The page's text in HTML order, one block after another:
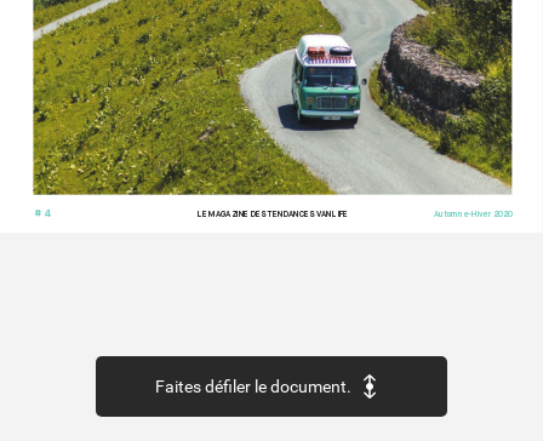
LE MAGAZINE DES TENDANCES VANLIFE
# 4 Automne-Hiver 2020
Faites défiler le document.